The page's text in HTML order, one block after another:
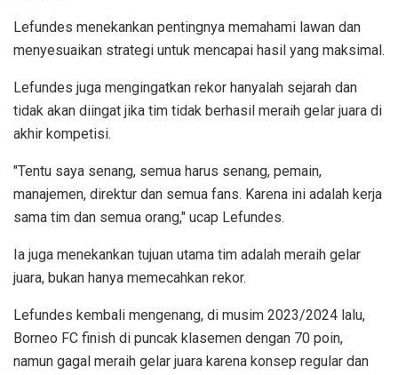
Lefundes menekankan pentingnya memahami lawan dan
menyesuaikan strategi untuk mencapai hasil yang maksimal.
Lefundes juga mengingatkan rekor hanyalah sejarah dan
tidak akan diingat jika tim tidak berhasil meraih gelar juara di
akhir kompetisi.
"Tentu saya senang, semua harus senang, pemain,
manajemen, direktur dan semua fans. Karena ini adalah kerja
sama tim dan semua orang," ucap Lefundes.
Ia juga menekankan tujuan utama tim adalah meraih gelar
juara, bukan hanya memecahkan rekor.
Lefundes kembali mengenang, di musim 2023/2024 lalu,
Borneo FC finish di puncak klasemen dengan 70 poin,
namun gagal meraih gelar juara karena konsep regular dan